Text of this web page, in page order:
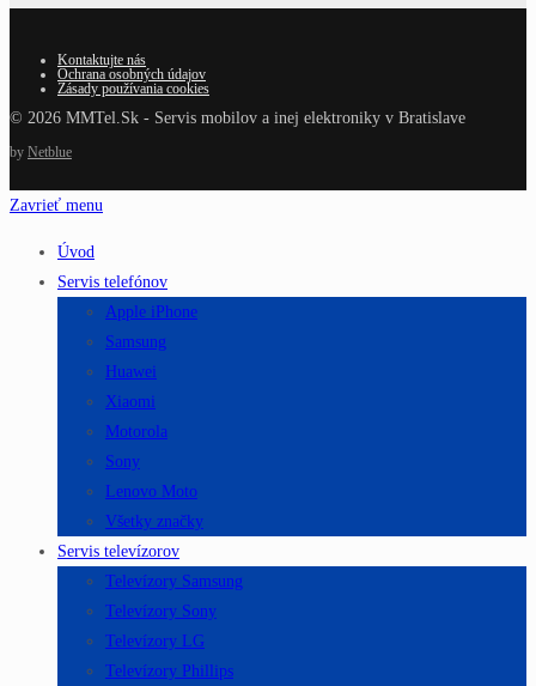
Kontaktujte nás
Ochrana osobných údajov
Zásady používania cookies
© 2026 MMTel.Sk - Servis mobilov a inej elektroniky v Bratislave
by Netblue
Zavrieť menu
Úvod
Servis telefónov
Apple iPhone
Samsung
Huawei
Xiaomi
Motorola
Sony
Lenovo Moto
Všetky značky
Servis televízorov
Televízory Samsung
Televízory Sony
Televízory LG
Televízory Phillips